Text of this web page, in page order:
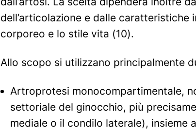
dell’articolazione e dalle caratteristiche
corporeo e lo stile vita (10).
Allo scopo si utilizzano principalmente
Artroprotesi monocompartimentale,
settoriale del ginocchio, più
mediale o il condilo laterale), insieme